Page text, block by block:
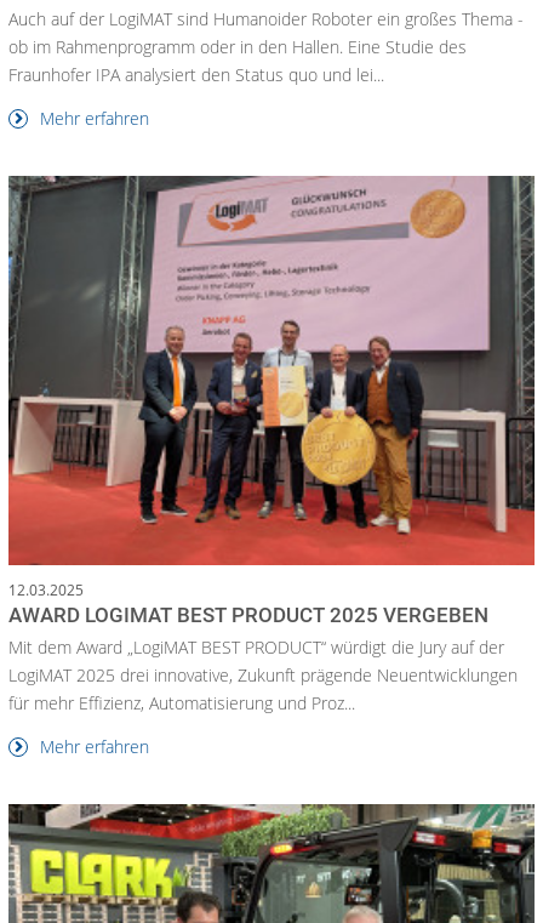
Auch auf der LogiMAT sind Humanoider Roboter ein großes Thema -
ob im Rahmenprogramm oder in den Hallen. Eine Studie des
Fraunhofer IPA analysiert den Status quo und lei...
Mehr erfahren
12.03.2025
AWARD LOGIMAT BEST PRODUCT 2025 VERGEBEN
Mit dem Award „LogiMAT BEST PRODUCT“ würdigt die Jury auf der
LogiMAT 2025 drei innovative, Zukunft prägende Neuentwicklungen
für mehr Effizienz, Automatisierung und Proz...
Mehr erfahren